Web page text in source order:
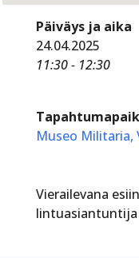
Päiväys ja aika
24.04.2025
11:30 - 12:30
Museo Militaria,
Vierailevana
lintuasiantuntija